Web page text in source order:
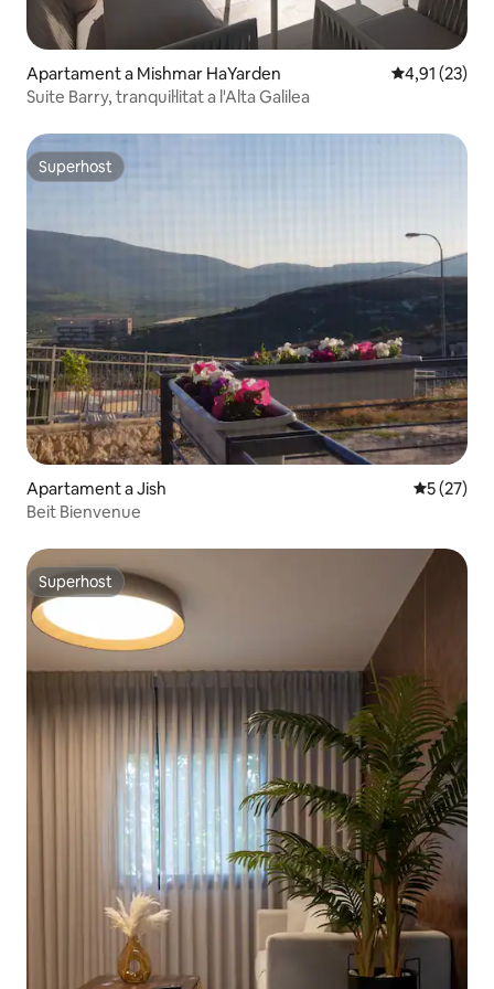
Apartament a Mishmar HaYarden 4,91 de
4,91 (23)
Suite Barry, tranquil·litat a l'Alta Galilea
Superhost
Superhost
Apartament a Jish 5 de
5 (27)
Beit Bienvenue
Superhost
Superhost